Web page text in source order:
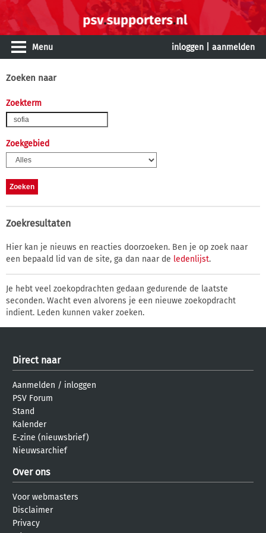
Menu inloggen aanmelden
Zoeken naar
Zoekterm
Zoekgebied
Zoekresultaten
Hier kan je nieuws en reacties doorzoeken. Ben je op zoek naar
een bepaald lid van de site, ga dan naar de ledenlijst.
Je hebt veel zoekopdrachten gedaan gedurende de laatste
seconden. Wacht even alvorens je een nieuwe zoekopdracht
indient. Leden kunnen vaker zoeken.
Direct naar
Aanmelden / inloggen
PSV Forum
Stand
Kalender
E-zine (nieuwsbrief)
Nieuwsarchief
Over ons
Voor webmasters
Disclaimer
Privacy